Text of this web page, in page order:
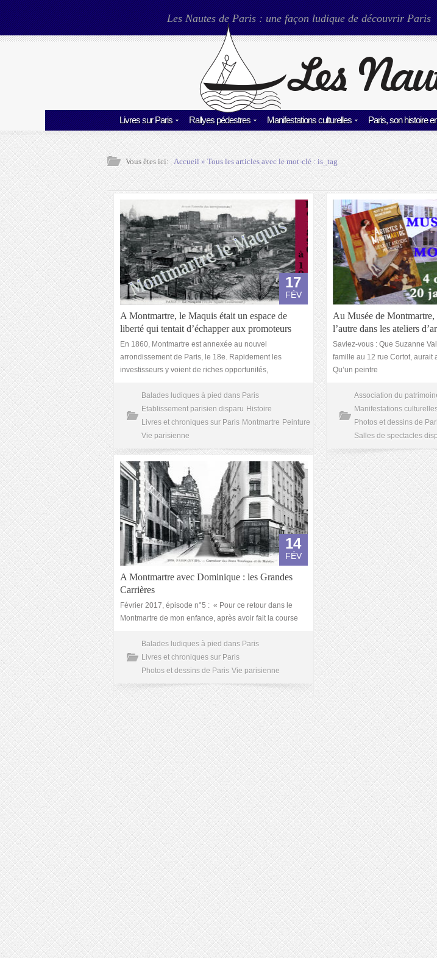
Les Nautes de Paris : une façon ludique de découvrir Paris
Livres sur Paris Rallyes pédestres Manifestations culturelles Paris, son histoire
Vous êtes ici: Accueil» Tous les articles avec le mot-clé :is_tag
17
FÉV
A Montmartre, le Maquis était un espace de
liberté qui tentait d’échapper aux promoteurs
En 1860, Montmartre est annexée au nouvel
arrondissement de Paris, le 18e. Rapidement les
investisseurs y voient de riches opportunités,
Balades ludiques à pied dans Paris
Etablissement parisien disparu Histoire
Livres et chroniques sur Paris Montmartre Peinture
Vie parisienne
Au Musée de Montmartre,
l’autre dans les ateliers
Saviez-vous : Que Suzanne
famille au 12 rue Cortot, aurait
Qu’un peintre
Association du
Manifestations
Photos et dessins de
Salles de spectacles
14
FÉV
A Montmartre avec Dominique : les Grandes
Carrières
Février 2017, épisode n°5 : « Pour ce retour dans le
Montmartre de mon enfance, après avoir fait la course
Balades ludiques à pied dans Paris
Livres et chroniques sur Paris
Photos et dessins de Paris Vie parisienne